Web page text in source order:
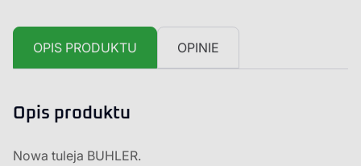
OPIS PRODUKTU OPINIE
Opis produktu
Nowa tuleja BUHLER.